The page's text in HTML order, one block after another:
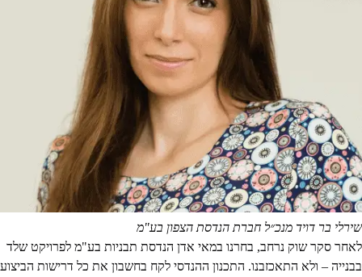
שירלי בר דויד מנכ״ל חברת הנדסת הצפון בע"מ
לאחר סקר שוק נרחב, בחרנו במאי אדן הנדסת תבניות בע"מ לפרויקט שלד
בבנייה – ולא התאכזבנו. התכנון ההנדסי לקח בחשבון את כל דרישות הביצוע